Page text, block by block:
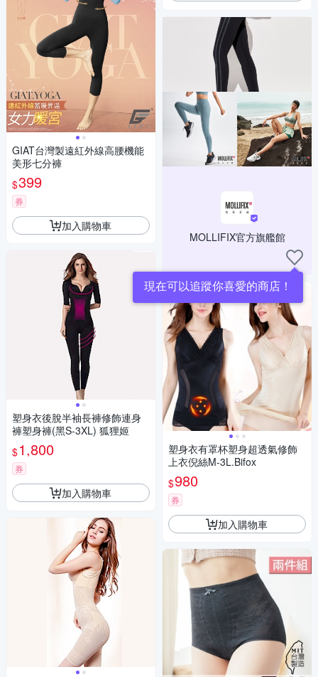
GIAT台灣製遠紅外線高腰機能
美形七分褲
$399
券
加入購物車
塑身衣後脫半袖長褲修飾連身
褲塑身褲(黑S-3XL) 狐狸姬
$1,800
券
加入購物車
MOLLIFIX官方旗艦館
現在可以追蹤你喜愛的商店！
塑身衣有罩杯塑身超透氣修飾
上衣倪絲M-3L.Bifox
$980
券
加入購物車